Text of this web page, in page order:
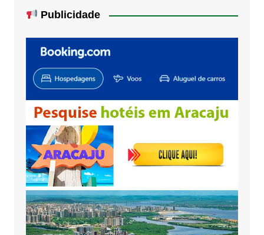
Publicidade